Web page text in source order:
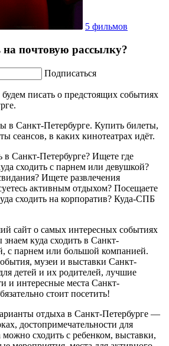
5 фильмов
почтовую рассылку?
Подписаться
писать о предстоящих событиях
в Санкт-Петербурге. Купить билеты,
сеансов, в каких кинотеатрах идёт.
в Санкт-Петербурге? Ищете где
сходить с парнем или девушкой?
Ищете развлечения
активным отдыхом? Посещаете
сходить на корпоратив? Куда-СПБ
сайт о самых интересных событиях
куда сходить в Санкт-
с парнем или большой компанией.
музеи и выставки Санкт-
детей и их родителей, лучшие
и интересные места Санкт-
стоит посетить!
отдыха в Санкт-Петербурге —
достопримечательности для
можно сходить с ребенком, выставки,